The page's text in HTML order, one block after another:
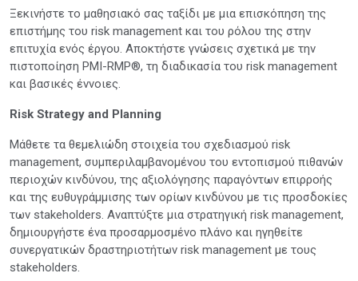
Ξεκινήστε το μαθησιακό σας ταξίδι με μια επισκόπηση της
επιστήμης του risk management και του ρόλου της στην
επιτυχία ενός έργου. Αποκτήστε γνώσεις σχετικά με την
πιστοποίηση PMI-RMP®, τη διαδικασία του risk management
και βασικές έννοιες.
Risk Strategy and Planning
Μάθετε τα θεμελιώδη στοιχεία του σχεδιασμού risk
management, συμπεριλαμβανομένου του εντοπισμού πιθανών
περιοχών κινδύνου, της αξιολόγησης παραγόντων επιρροής
και της ευθυγράμμισης των ορίων κινδύνου με τις προσδοκίες
των stakeholders. Αναπτύξτε μια στρατηγική risk management,
δημιουργήστε ένα προσαρμοσμένο πλάνο και ηγηθείτε
συνεργατικών δραστηριοτήτων risk management με τους
stakeholders.